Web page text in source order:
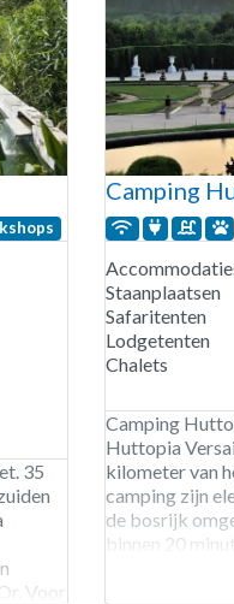
35
Voor
Camping
Staanplaatsen
Safaritenten
Lodgetenten
Chalets
Camping
Huttopia
kilometer van
camping zijn
de bosrijk
binnen 20